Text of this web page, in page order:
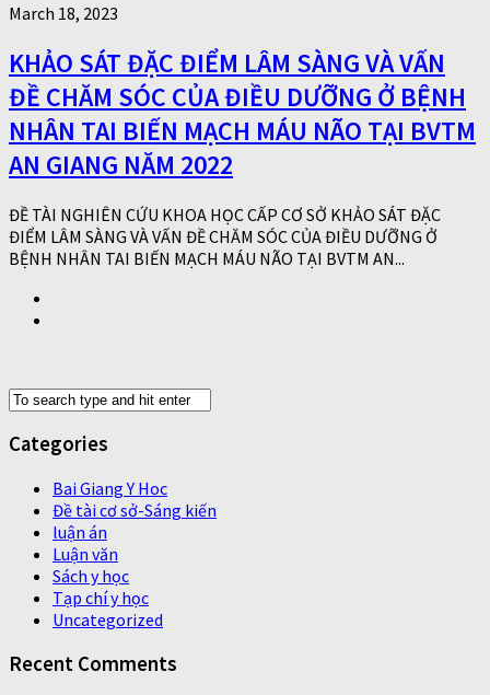
March 18, 2023
KHẢO SÁT ĐẶC ĐIỂM LÂM SÀNG VÀ VẤN
ĐỀ CHĂM SÓC CỦA ĐIỀU DƯỠNG Ở BỆNH
NHÂN TAI BIẾN MẠCH MÁU NÃO TẠI BVTM
AN GIANG NĂM 2022
ĐỀ TÀI NGHIÊN CỨU KHOA HỌC CẤP CƠ SỞ KHẢO SÁT ĐẶC
ĐIỂM LÂM SÀNG VÀ VẤN ĐỀ CHĂM SÓC CỦA ĐIỀU DƯỠNG Ở
BỆNH NHÂN TAI BIẾN MẠCH MÁU NÃO TẠI BVTM AN...
Categories
Bai Giang Y Hoc
Đề tài cơ sở-Sáng kiến
luận án
Luận văn
Sách y học
Tạp chí y học
Uncategorized
Recent Comments